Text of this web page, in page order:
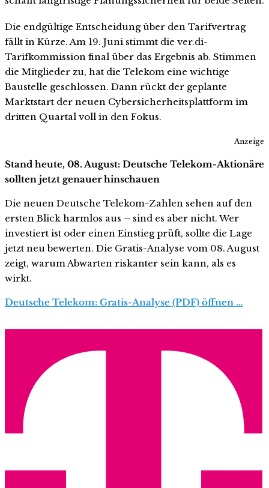
Die endgültige Entscheidung über den Tarifvertrag
fällt in Kürze. Am 19. Juni stimmt die ver.di-
Tarifkommission final über das Ergebnis ab. Stimmen
die Mitglieder zu, hat die Telekom eine wichtige
Baustelle geschlossen. Dann rückt der geplante
Marktstart der neuen Cybersicherheitsplattform im
dritten Quartal voll in den Fokus.
Anzeige
Stand heute, 08. August: Deutsche Telekom-Aktionäre
sollten jetzt genauer hinschauen
Die neuen Deutsche Telekom-Zahlen sehen auf den
ersten Blick harmlos aus – sind es aber nicht. Wer
investiert ist oder einen Einstieg prüft, sollte die Lage
jetzt neu bewerten. Die Gratis-Analyse vom 08. August
zeigt, warum Abwarten riskanter sein kann, als es
wirkt.
Deutsche Telekom: Gratis-Analyse (PDF) öffnen …